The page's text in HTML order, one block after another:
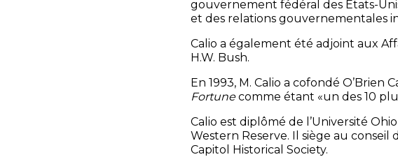
gouvernement fédéral des États-
et des relations gouvernementales
Calio a également été adjoint aux
H.W. Bush.
En 1993, M. Calio a cofondé
Fortunecomme étant «un des 10
Calio est diplômé de l’Université
Western Reserve. Il siège au conseil
Capitol Historical Society.